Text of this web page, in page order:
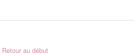
Retour au début